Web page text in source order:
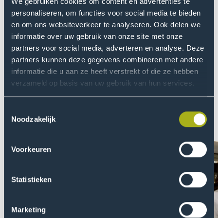
personaliseren, om functies voor social media te bieden
en om ons websiteverkeer te analyseren. Ook delen we
informatie over uw gebruik van onze site met onze
partners voor social media, adverteren en analyse. Deze
partners kunnen deze gegevens combineren met andere
informatie die u aan ze heeft verstrekt of die ze hebben
verzameld op basis van uw gebruik van hun services.
Noodzakelijk
Voorkeuren
Statistieken
Marketing
Verdiep je verder
Ga
Schakel
hulp
van
Ga
naar
Ontdek
de
en